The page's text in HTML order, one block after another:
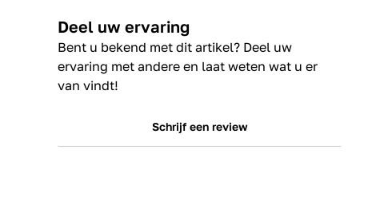
Deel uw ervaring
Bent u bekend met dit artikel? Deel uw
ervaring met andere en laat weten wat u er
van vindt!
Schrijf een review